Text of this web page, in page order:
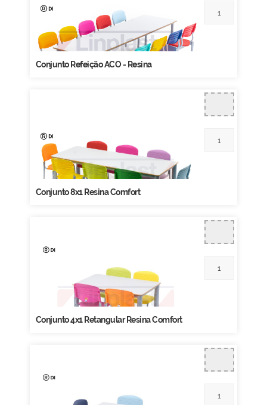
Conjunto Refeição ACO - Resina
Conjunto 8x1 Resina Comfort
Conjunto 4x1 Retangular Resina Comfort